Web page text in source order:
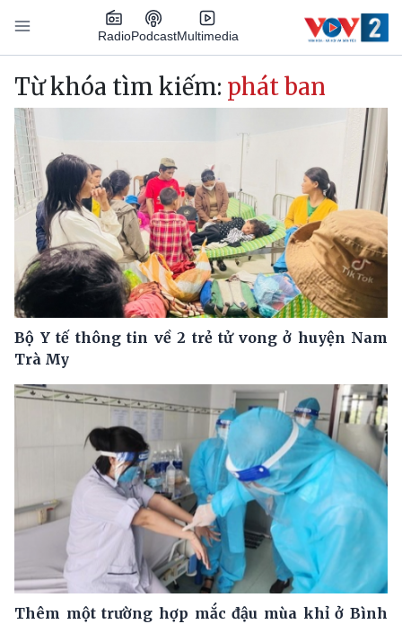
Nhảy đến nội dung
RadioPodcastMultimedia
Main navigation
Từ khóa tìm kiếm: phát ban
Bộ Y tế thông tin về 2 trẻ tử vong ở huyện Nam
Trà My
Thêm một trường hợp mắc đậu mùa khỉ ở Bình